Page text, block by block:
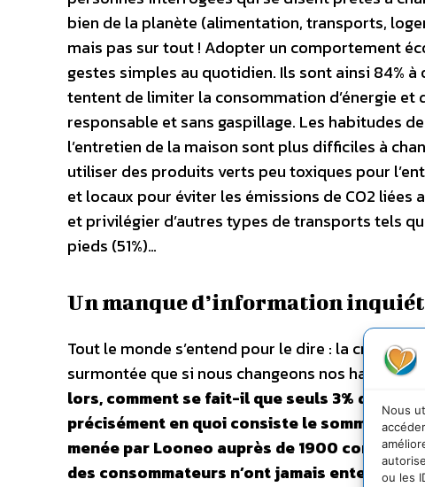
Nous
ou les
bien de la planète (alimentation, transports,
mais pas sur tout ! Adopter un comportement
gestes simples au quotidien. Ils sont ainsi 84%
tentent de limiter la consommation d’énergie et
responsable et sans gaspillage. Les habitudes
l’entretien de la maison sont plus difficiles à
utiliser des produits verts peu toxiques pour
et locaux pour éviter les émissions de CO2
et privilégier d’autres types de transports tels
pieds (51%)…
Un manque d’information
Tout le monde s’entend pour le dire : la crise
surmontée que si nous changeons nos
lors, comment se fait-il que seuls 3% des
précisément en quoi consiste le sommet de
menée par Looneo auprès de 1900
des consommateurs n’ont jamais entendu